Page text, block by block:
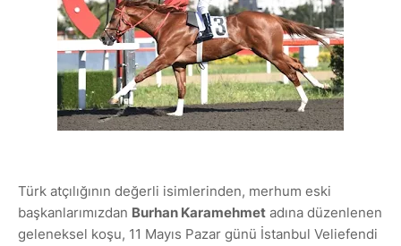
Türk atçılığının değerli isimlerinden, merhum eski
başkanlarımızdan Burhan Karamehmet adına düzenlenen
geleneksel koşu, 11 Mayıs Pazar günü İstanbul Veliefendi